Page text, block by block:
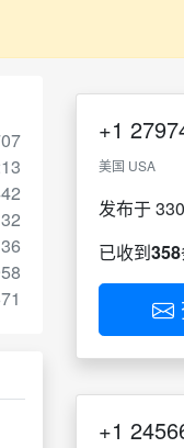
+1
美国 USA
发布于
已收到358
+1